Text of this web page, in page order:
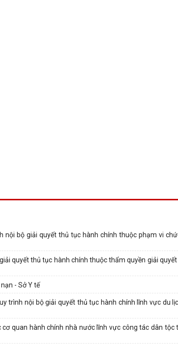
bộ giải quyết thủ tục hành chính thuộc phạm vi
quyết thủ tục hành chính thuộc thẩm quyền giải quyết
- Sở Y tế
trình nội bộ giải quyết thủ tục hành chính lĩnh vực du
quan hành chính nhà nước lĩnh vực công tác dân tộc